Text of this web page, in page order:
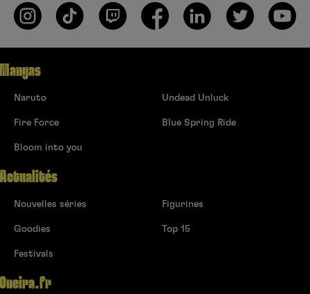
Mangas
Naruto
Fire Force
Bloom into you
Undead Unluck
Blue Spring Ride
Actualités
Nouvelles séries
Goodies
Festivals
Figurines
Top 15
Oneira.fr